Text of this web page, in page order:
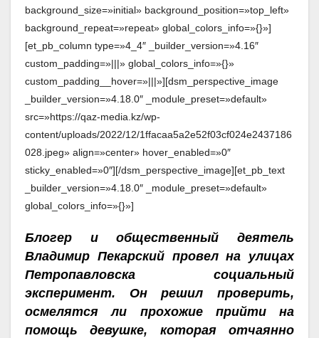
background_size=»initial» background_position=»top_left»
background_repeat=»repeat» global_colors_info=»{}»]
[et_pb_column type=»4_4″ _builder_version=»4.16″
custom_padding=»|||» global_colors_info=»{}»
custom_padding__hover=»|||»][dsm_perspective_image
_builder_version=»4.18.0″ _module_preset=»default»
src=»https://qaz-media.kz/wp-
content/uploads/2022/12/1ffacaa5a2e52f03cf024e2437186
028.jpeg» align=»center» hover_enabled=»0″
sticky_enabled=»0″][/dsm_perspective_image][et_pb_text
_builder_version=»4.18.0″ _module_preset=»default»
global_colors_info=»{}»]
Блогер и общественный деятель
Владимир Пекарский провел на улицах
Петропавловска социальный
эксперимент. Он решил проверить,
осмелятся ли прохожие прийти на
помощь девушке, которая отчаянно